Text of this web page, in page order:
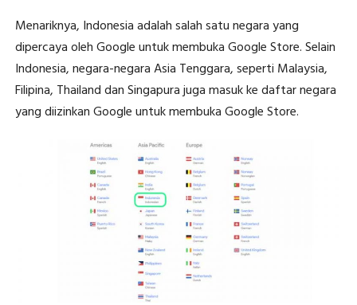
Menariknya, Indonesia adalah salah satu negara yang
dipercaya oleh Google untuk membuka Google Store. Selain
Indonesia, negara-negara Asia Tenggara, seperti Malaysia,
Filipina, Thailand dan Singapura juga masuk ke daftar negara
yang diizinkan Google untuk membuka Google Store.